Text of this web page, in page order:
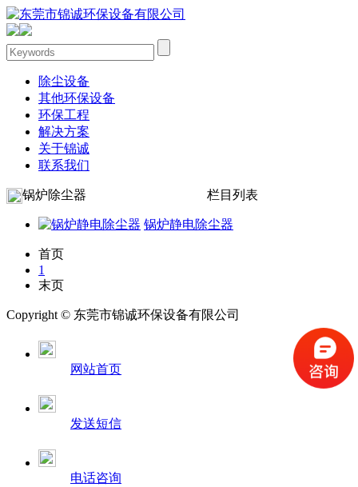
除尘设备
其他环保设备
环保工程
解决方案
关于锦诚
联系我们
锅炉除尘器 栏目列表
锅炉静电除尘器
首页
1
末页
Copyright © 东莞市锦诚环保设备有限公司
网站首页
发送短信
电话咨询